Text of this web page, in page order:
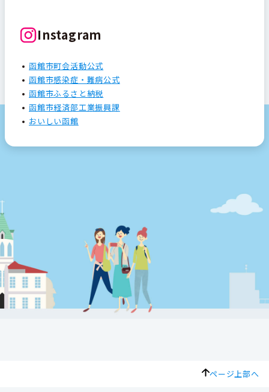
Instagram
函館市町会活動公式
函館市感染症・難病公式
函館市ふるさと納税
函館市経済部工業振興課
おいしい函館
ページ上部へ